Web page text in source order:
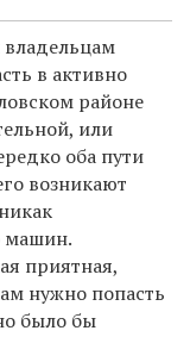
в активно
районе
или
оба пути
возникают
машин.
приятная,
нужно попасть
было бы